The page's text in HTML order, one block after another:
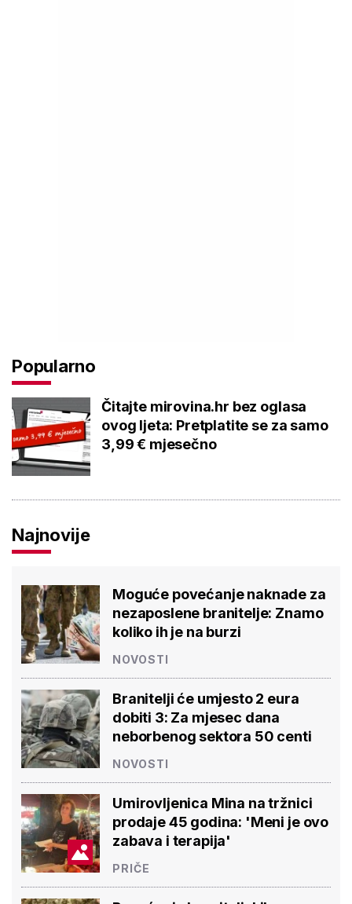
Popularno
Čitajte mirovina.hr bez oglasa
ovog ljeta: Pretplatite se za samo
3,99 € mjesečno
Najnovije
Moguće povećanje naknade za
nezaposlene branitelje: Znamo
koliko ih je na burzi
NOVOSTI
Branitelji će umjesto 2 eura
dobiti 3: Za mjesec dana
neborbenog sektora 50 centi
NOVOSTI
Umirovljenica Mina na tržnici
prodaje 45 godina: 'Meni je ovo
zabava i terapija'
PRIČE